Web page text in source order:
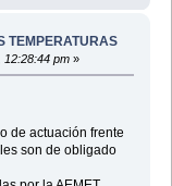
TEMPERATURAS
12:28:44 pm »
de actuación frente
son de obligado